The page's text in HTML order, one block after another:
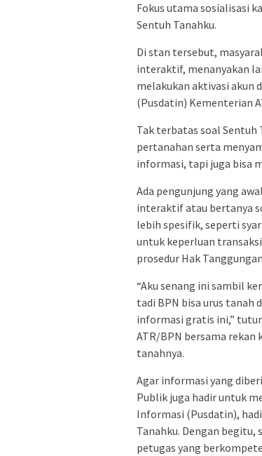
Fokus utama sosialisasi
Sentuh Tanahku.
Di stan tersebut,
interaktif, menanyakan
melakukan aktivasi akun
(Pusdatin) Kementerian
Tak terbatas soal
pertanahan serta
informasi, tapi juga bisa
Ada pengunjung yang
interaktif atau bertanya
lebih spesifik, seperti
untuk keperluan
prosedur Hak
“Aku senang ini sambil
tadi BPN bisa urus tanah
informasi gratis ini,”
ATR/BPN bersama
tanahnya.
Agar informasi yang
Publik juga hadir untuk
Informasi (Pusdatin),
Tanahku. Dengan
petugas yang